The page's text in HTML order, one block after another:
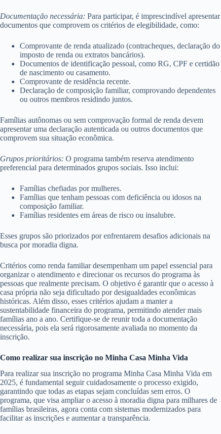
Documentação necessária: Para participar, é imprescindível apresentar
documentos que comprovem os critérios de elegibilidade, como:
Comprovante de renda atualizado (contracheques, declaração do
imposto de renda ou extratos bancários).
Documentos de identificação pessoal, como RG, CPF e certidão
de nascimento ou casamento.
Comprovante de residência recente.
Declaração de composição familiar, comprovando dependentes
ou outros membros residindo juntos.
Famílias autônomas ou sem comprovação formal de renda devem
apresentar uma declaração autenticada ou outros documentos que
comprovem sua situação econômica.
Grupos prioritários: O programa também reserva atendimento
preferencial para determinados grupos sociais. Isso inclui:
Famílias chefiadas por mulheres.
Famílias que tenham pessoas com deficiência ou idosos na
composição familiar.
Famílias residentes em áreas de risco ou insalubre.
Esses grupos são priorizados por enfrentarem desafios adicionais na
busca por moradia digna.
Critérios como renda familiar desempenham um papel essencial para
organizar o atendimento e direcionar os recursos do programa às
pessoas que realmente precisam. O objetivo é garantir que o acesso à
casa própria não seja dificultado por desigualdades econômicas
históricas. Além disso, esses critérios ajudam a manter a
sustentabilidade financeira do programa, permitindo atender mais
famílias ano a ano. Certifique-se de reunir toda a documentação
necessária, pois ela será rigorosamente avaliada no momento da
inscrição.
Como realizar sua inscrição no Minha Casa Minha Vida
Para realizar sua inscrição no programa Minha Casa Minha Vida em
2025, é fundamental seguir cuidadosamente o processo exigido,
garantindo que todas as etapas sejam concluídas sem erros. O
programa, que visa ampliar o acesso à moradia digna para milhares de
famílias brasileiras, agora conta com sistemas modernizados para
facilitar as inscrições e aumentar a transparência.